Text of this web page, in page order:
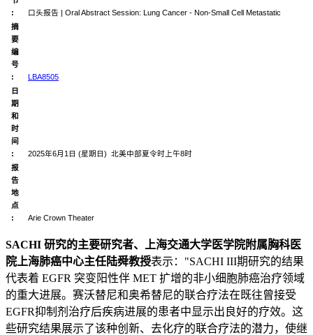
:
口头报告 | Oral Abstract Session: Lung Cancer - Non-Small Cell Metastatic
摘
要
编
号
:
LBA8505
日
期
和
时
间
:
2025年6月1日 (星期日) 北美中部夏令时上午8时
报
告
地
点
:
Arie Crown Theater
SACHI 研究的主要研究者、上海交通大学医学院附属胸科医
院上海肺癌中心主任陆舜教授表示："SACHI III期研究的结果
代表着 EGFR 突变阳性伴 MET 扩增的非小细胞肺癌治疗领域
的重大进展。赛沃替尼和奥希替尼的联合疗法在既往曾接受
EGFR抑制剂治疗后疾病进展的患者中显示出良好的疗效。这
些研究结果展示了该种创新、去化疗的联合疗法的潜力，使继